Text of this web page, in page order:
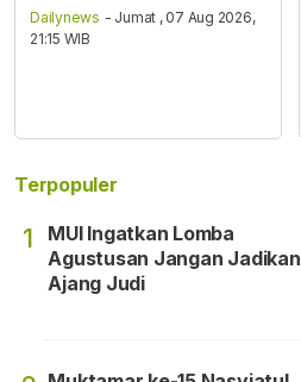
Dailynews - Jumat , 07 Aug 2026,
21:15 WIB
Terpopuler
1
MUI Ingatkan Lomba
Agustusan Jangan Jadikan
Ajang Judi